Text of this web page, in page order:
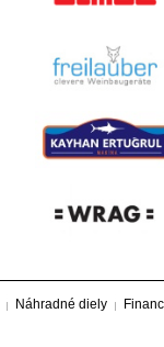
Náhradné diely